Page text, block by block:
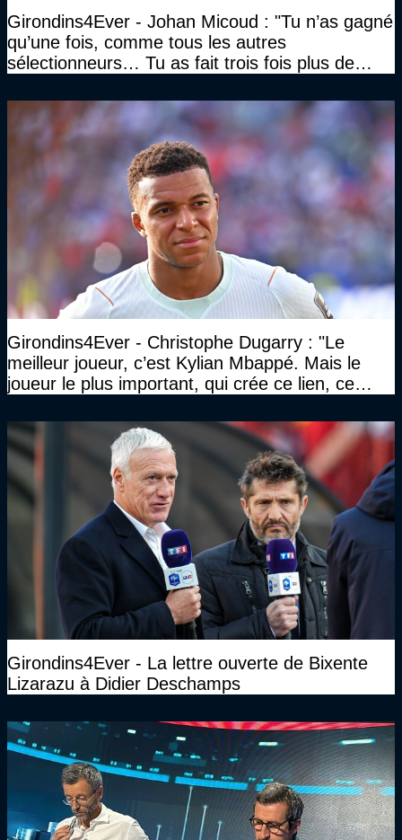
Girondins4Ever - Johan Micoud : "Tu n’as gagné
qu’une fois, comme tous les autres
sélectionneurs… Tu as fait trois fois plus de
Girondins4Ever - Christophe Dugarry : "Le
meilleur joueur, c’est Kylian Mbappé. Mais le
joueur le plus important, qui crée ce lien, ce
c’est Michael Olise"
Girondins4Ever - La lettre ouverte de Bixente
Lizarazu à Didier Deschamps